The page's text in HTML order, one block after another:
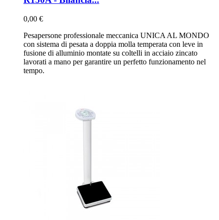
0,00 €
Pesapersone professionale meccanica UNICA AL MONDO
con sistema di pesata a doppia molla temperata con leve in
fusione di alluminio montate su coltelli in acciaio zincato
lavorati a mano per garantire un perfetto funzionamento nel
tempo.